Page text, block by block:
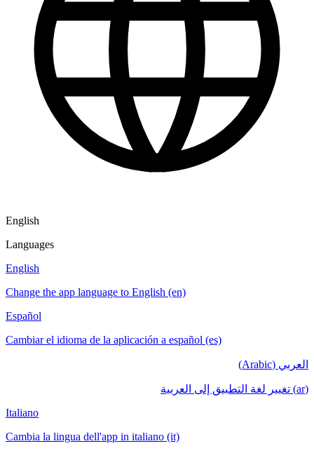
English
Languages
English
Change the app language to English (en)
Español
Cambiar el idioma de la aplicación a español (es)
العربي (Arabic)
(ar) تغيير لغة التطبيق إلى العربية
Italiano
Cambia la lingua dell'app in italiano (it)